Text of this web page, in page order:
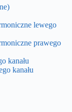
lewego
prawego
kanału
kanału